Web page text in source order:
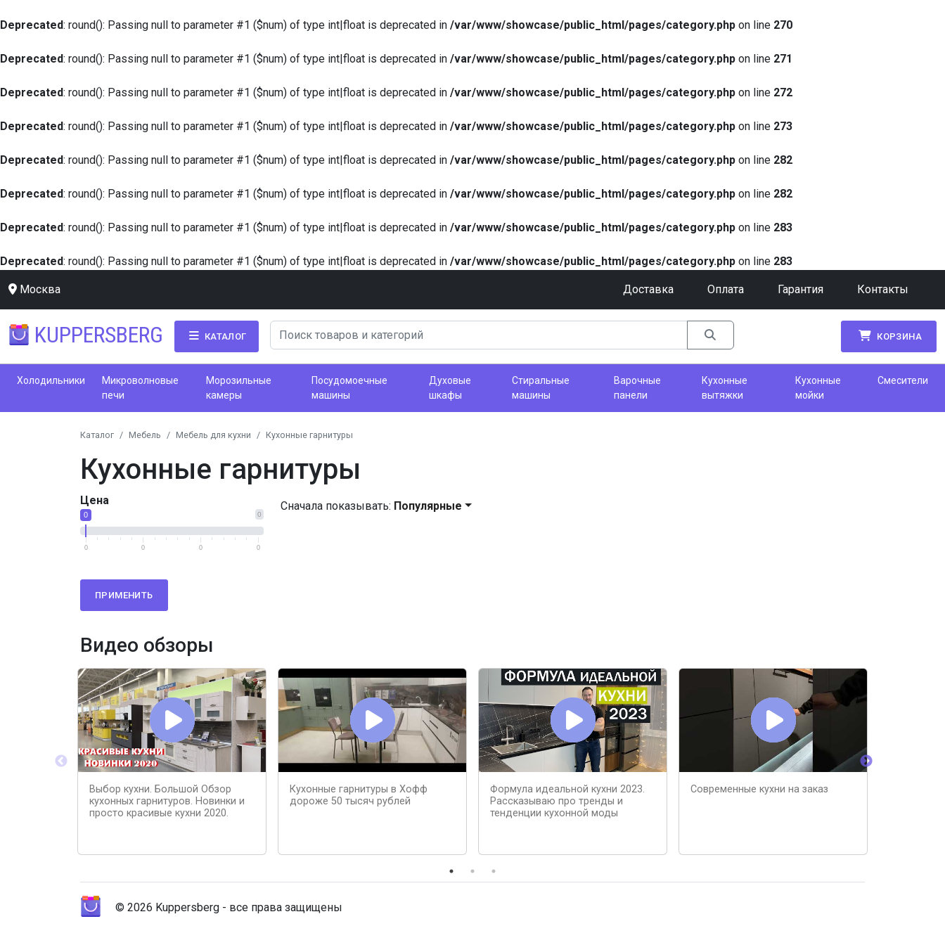
Deprecated: round(): Passing null to parameter #1 ($num) of type int|float is deprecated in /var/www/showcase/public_html/pages/category.php on line 270
Deprecated: round(): Passing null to parameter #1 ($num) of type int|float is deprecated in /var/www/showcase/public_html/pages/category.php on line 271
Deprecated: round(): Passing null to parameter #1 ($num) of type int|float is deprecated in /var/www/showcase/public_html/pages/category.php on line 272
Deprecated: round(): Passing null to parameter #1 ($num) of type int|float is deprecated in /var/www/showcase/public_html/pages/category.php on line 273
Deprecated: round(): Passing null to parameter #1 ($num) of type int|float is deprecated in /var/www/showcase/public_html/pages/category.php on line 282
Deprecated: round(): Passing null to parameter #1 ($num) of type int|float is deprecated in /var/www/showcase/public_html/pages/category.php on line 282
Deprecated: round(): Passing null to parameter #1 ($num) of type int|float is deprecated in /var/www/showcase/public_html/pages/category.php on line 283
Deprecated: round(): Passing null to parameter #1 ($num) of type int|float is deprecated in /var/www/showcase/public_html/pages/category.php on line 283
Москва Доставка Оплата Гарантия Контакты
KUPPERSBERG КАТАЛОГ КОРЗИНА
Холодильники
Микроволновые
печи
Морозильные
камеры
Посудомоечные
машины
Духовые
шкафы
Стиральные
машины
Варочные
панели
Кухонные
вытяжки
Кухонные
мойки
Смесители
Каталог Мебель Мебель для кухни Кухонные гарнитуры
Кухонные гарнитуры
Цена
0
0
0 0 0 0
ПРИМЕНИТЬ
Сначала показывать: Популярные
Видео обзоры
Выбор кухни. Большой Обзор
кухонных гарнитуров. Новинки и
просто красивые кухни 2020.
Кухонные гарнитуры в Хофф
дороже 50 тысяч рублей
Формула идеальной кухни 2023.
Рассказываю про тренды и
тенденции кухонной моды
Современные кухни на заказ
© 2026 Kuppersberg - все права защищены